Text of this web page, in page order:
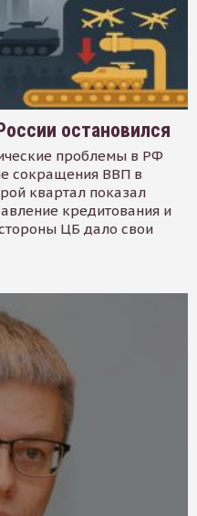
остановился
проблемы в РФ
сокращения ВВП в
квартал показал
кредитования и
ЦБ дало свои